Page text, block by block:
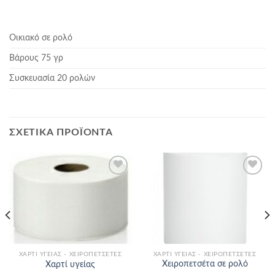
Οικιακό σε ρολό
Βάρους 75 γρ
Συσκευασία 20 ρολών
ΣΧΕΤΙΚΆ ΠΡΟΪΌΝΤΑ
ΧΑΡΤΊ ΥΓΕΊΑΣ - ΧΕΙΡΟΠΕΤΣΈΤΕΣ
Χαρτί υγείας
ΧΑΡΤΊ ΥΓΕΊΑΣ - ΧΕΙΡΟΠΕΤΣΈΤΕΣ
Χειροπετσέτα σε ρολό